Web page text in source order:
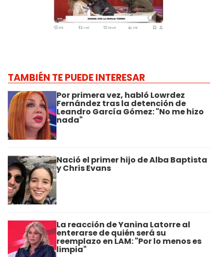
TAMBIÉN TE PUEDE INTERESAR
Por primera vez, habló Lowrdez
Fernández tras la detención de
Leandro García Gómez: "No me hizo
nada"
Nació el primer hijo de Alba Baptista
y Chris Evans
La reacción de Yanina Latorre al
enterarse de quién será su
reemplazo en LAM: "Por lo menos es
limpia"